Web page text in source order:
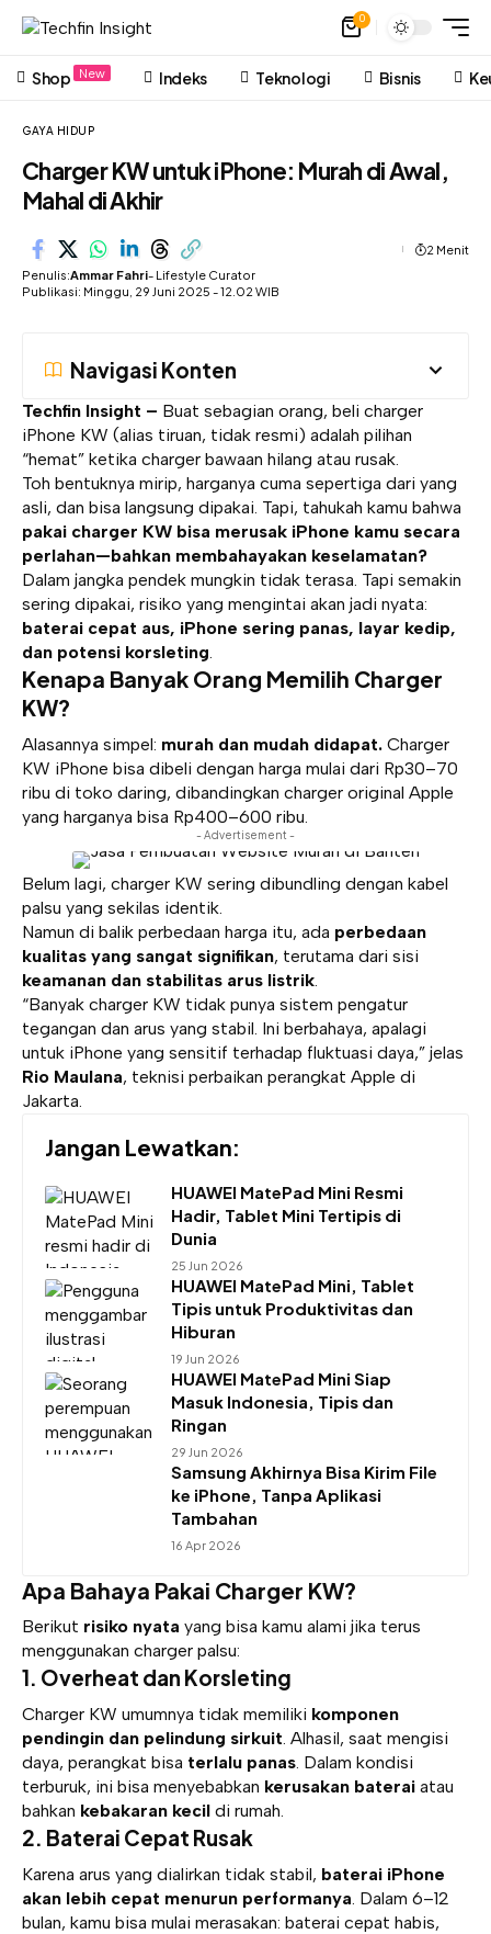
0
Shop New Indeks Teknologi Bisnis
GAYA HIDUP
Charger KW untuk iPhone: Murah di Awal,
Mahal di Akhir
Penulis:Ammar Fahri- Lifestyle Curator
Publikasi: Minggu, 29 Juni 2025 - 12.02 WIB
2 Menit
Navigasi Konten
Techfin Insight – Buat sebagian orang, beli charger
iPhone KW (alias tiruan, tidak resmi) adalah pilihan
“hemat” ketika charger bawaan hilang atau rusak.
Toh bentuknya mirip, harganya cuma sepertiga dari yang
asli, dan bisa langsung dipakai. Tapi, tahukah kamu bahwa
pakai charger KW bisa merusak iPhone kamu secara
perlahan—bahkan membahayakan keselamatan?
Dalam jangka pendek mungkin tidak terasa. Tapi semakin
sering dipakai, risiko yang mengintai akan jadi nyata:
baterai cepat aus, iPhone sering panas, layar kedip,
dan potensi korsleting.
Kenapa Banyak Orang Memilih Charger
KW?
Alasannya simpel: murah dan mudah didapat. Charger
KW iPhone bisa dibeli dengan harga mulai dari Rp30–70
ribu di toko daring, dibandingkan charger original Apple
yang harganya bisa Rp400–600 ribu.
- Advertisement -
Belum lagi, charger KW sering dibundling dengan kabel
palsu yang sekilas identik.
Namun di balik perbedaan harga itu, ada perbedaan
kualitas yang sangat signifikan, terutama dari sisi
keamanan dan stabilitas arus listrik
“Banyak charger KW tidak punya sistem pengatur
tegangan dan arus yang stabil. Ini berbahaya, apalagi
untuk iPhone yang sensitif terhadap fluktuasi daya,” jelas
Rio Maulana, teknisi perbaikan perangkat Apple di
Jakarta.
Jangan Lewatkan:
HUAWEI MatePad Mini Resmi
Hadir, Tablet Mini Tertipis di
Dunia
25 Jun 2026
HUAWEI MatePad Mini, Tablet
Tipis untuk Produktivitas dan
Hiburan
19 Jun 2026
HUAWEI MatePad Mini Siap
Masuk Indonesia, Tipis dan
Ringan
29 Jun 2026
Samsung Akhirnya Bisa Kirim File
ke iPhone, Tanpa Aplikasi
Tambahan
16 Apr 2026
Apa Bahaya Pakai Charger KW?
Berikut risiko nyata yang bisa kamu alami jika terus
menggunakan charger palsu:
1. Overheat dan Korsleting
Charger KW umumnya tidak memiliki komponen
pendingin dan pelindung sirkuit. Alhasil, saat mengisi
daya, perangkat bisa terlalu panas. Dalam kondisi
terburuk, ini bisa menyebabkan kerusakan baterai atau
bahkan kebakaran kecil di rumah.
2. Baterai Cepat Rusak
Karena arus yang dialirkan tidak stabil, baterai iPhone
akan lebih cepat menurun performanya. Dalam 6–12
bulan, kamu bisa mulai merasakan: baterai cepat habis,